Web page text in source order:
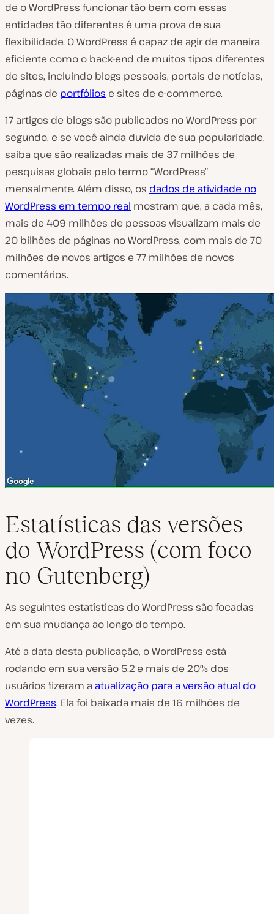
de o WordPress funcionar tão bem com essas
entidades tão diferentes é uma prova de sua
flexibilidade. O WordPress é capaz de agir de maneira
eficiente como o back-end de muitos tipos diferentes
de sites, incluindo blogs pessoais, portais de notícias,
páginas de portfólios e sites de e-commerce.
17 artigos de blogs são publicados no WordPress por
segundo, e se você ainda duvida de sua popularidade,
saiba que são realizadas mais de 37 milhões de
pesquisas globais pelo termo “WordPress”
mensalmente. Além disso, os dados de atividade no
WordPress em tempo real mostram que, a cada mês,
mais de 409 milhões de pessoas visualizam mais de
20 bilhões de páginas no WordPress, com mais de 70
milhões de novos artigos e 77 milhões de novos
comentários.
Estatísticas das versões
do WordPress (com foco
no Gutenberg)
As seguintes estatísticas do WordPress são focadas
em sua mudança ao longo do tempo.
Até a data desta publicação, o WordPress está
rodando em sua versão 5.2 e mais de 20% dos
usuários fizeram a atualização para a versão atual do
WordPress. Ela foi baixada mais de 16 milhões de
vezes.